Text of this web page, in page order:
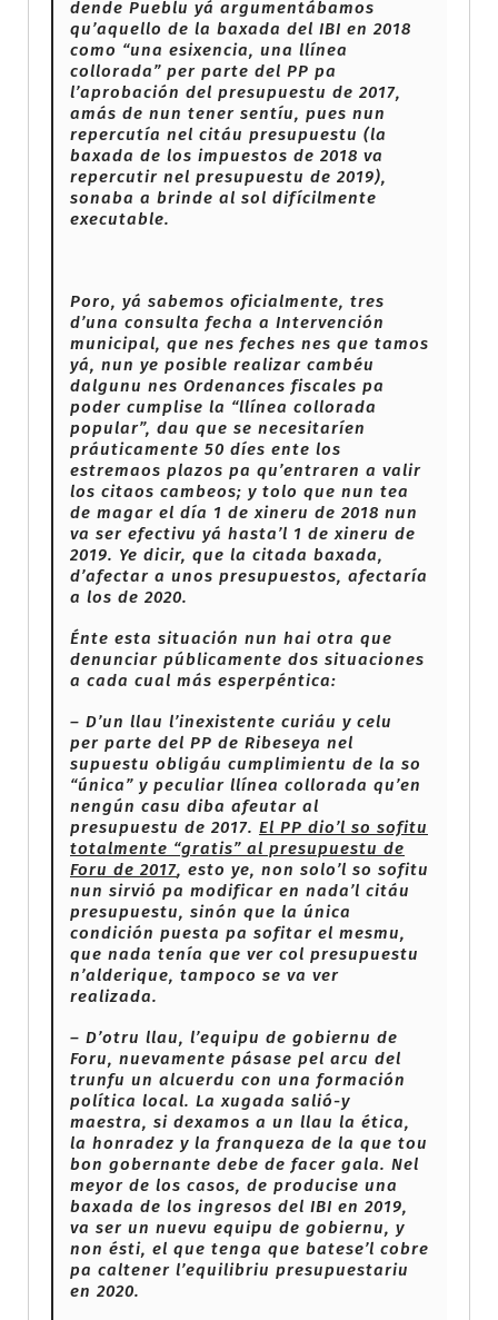
dende Pueblu yá argumentábamos
qu’aquello de la baxada del IBI en 2018
como “una esixencia, una llínea
collorada” per parte del PP pa
l’aprobación del presupuestu de 2017,
amás de nun tener sentíu, pues nun
repercutía nel citáu presupuestu (la
baxada de los impuestos de 2018 va
repercutir nel presupuestu de 2019),
sonaba a brinde al sol difícilmente
executable.
Poro, yá sabemos oficialmente, tres
d’una consulta fecha a Intervención
municipal, que nes feches nes que tamos
yá, nun ye posible realizar cambéu
dalgunu nes Ordenances fiscales pa
poder cumplise la “llínea collorada
popular”, dau que se necesitaríen
práuticamente 50 díes ente los
estremaos plazos pa qu’entraren a valir
los citaos cambeos; y tolo que nun tea
de magar el día 1 de xineru de 2018 nun
va ser efectivu yá hasta’l 1 de xineru de
2019. Ye dicir, que la citada baxada,
d’afectar a unos presupuestos, afectaría
a los de 2020.
Énte esta situación nun hai otra que
denunciar públicamente dos situaciones
a cada cual más esperpéntica:
– D’un llau l’inexistente curiáu y celu
per parte del PP de Ribeseya nel
supuestu obligáu cumplimientu de la so
“única” y peculiar llínea collorada qu’en
nengún casu diba afeutar al
presupuestu de 2017. El PP dio’l so sofitu
totalmente “gratis” al presupuestu de
Foru de 2017, esto ye, non solo’l so sofitu
nun sirvió pa modificar en nada’l citáu
presupuestu, sinón que la única
condición puesta pa sofitar el mesmu,
que nada tenía que ver col presupuestu
n’alderique, tampoco se va ver
realizada.
– D’otru llau, l’equipu de gobiernu de
Foru, nuevamente pásase pel arcu del
trunfu un alcuerdu con una formación
política local. La xugada salió-y
maestra, si dexamos a un llau la ética,
la honradez y la franqueza de la que tou
bon gobernante debe de facer gala. Nel
meyor de los casos, de producise una
baxada de los ingresos del IBI en 2019,
va ser un nuevu equipu de gobiernu, y
non ésti, el que tenga que batese’l cobre
pa caltener l’equilibriu presupuestariu
en 2020.